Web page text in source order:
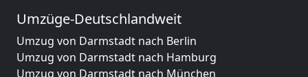
Umzüge-Deutschlandweit
Umzug von Darmstadt nach Berlin
Umzug von Darmstadt nach Hamburg
Umzug von Darmstadt nach München